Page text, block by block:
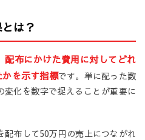
は？
配布にかけた費用に対してどれ
を示す指標です。単に配った数
化を数字で捉えることが重要に
布して50万円の売上につながれ